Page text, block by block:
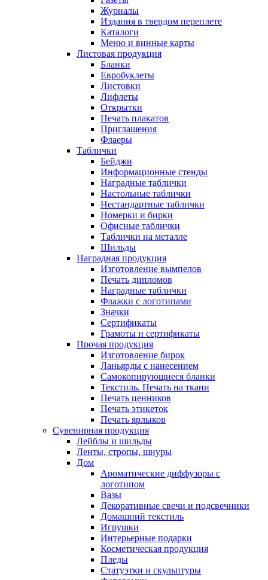
Журналы
Издания в твердом переплете
Каталоги
Меню и винные карты
Листовая продукция
Бланки
Евробуклеты
Листовки
Лифлеты
Открытки
Печать плакатов
Приглашения
Флаеры
Таблички
Бейджи
Информационные стенды
Наградные таблички
Настольные таблички
Нестандартные таблички
Номерки и бирки
Офисные таблички
Таблички на металле
Шильды
Наградная продукция
Изготовление вымпелов
Печать дипломов
Наградные таблички
Флажки с логотипами
Значки
Сертификаты
Грамоты и сертификаты
Прочая продукция
Изготовление бирок
Ланьярды с нанесением
Самокопирующиеся бланки
Текстиль. Печать на ткани
Печать ценников
Печать этикеток
Печать ярлыков
Сувенирная продукция
Лейблы и шильды
Ленты, стропы, шнуры
Дом
Ароматические диффузоры с
логотипом
Вазы
Декоративные свечи и подсвечники
Домашний текстиль
Игрушки
Интерьерные подарки
Косметическая продукция
Пледы
Статуэтки и скульптуры